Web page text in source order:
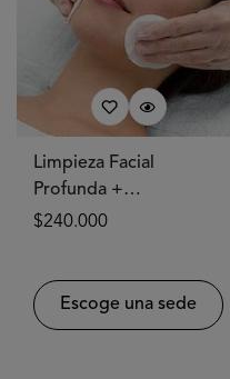
Limpieza Facial
Profunda +
Microdermoabrasión
Prix
habituel
$240.000
Escoge una sede